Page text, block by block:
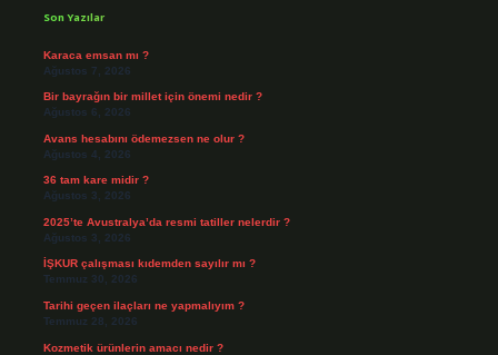
Son Yazılar
Karaca emsan mı ?
Ağustos 7, 2026
Bir bayrağın bir millet için önemi nedir ?
Ağustos 6, 2026
Avans hesabını ödemezsen ne olur ?
Ağustos 4, 2026
36 tam kare midir ?
Ağustos 3, 2026
2025’te Avustralya’da resmi tatiller nelerdir ?
Ağustos 3, 2026
İŞKUR çalışması kıdemden sayılır mı ?
Temmuz 30, 2026
Tarihi geçen ilaçları ne yapmalıyım ?
Temmuz 28, 2026
Kozmetik ürünlerin amacı nedir ?